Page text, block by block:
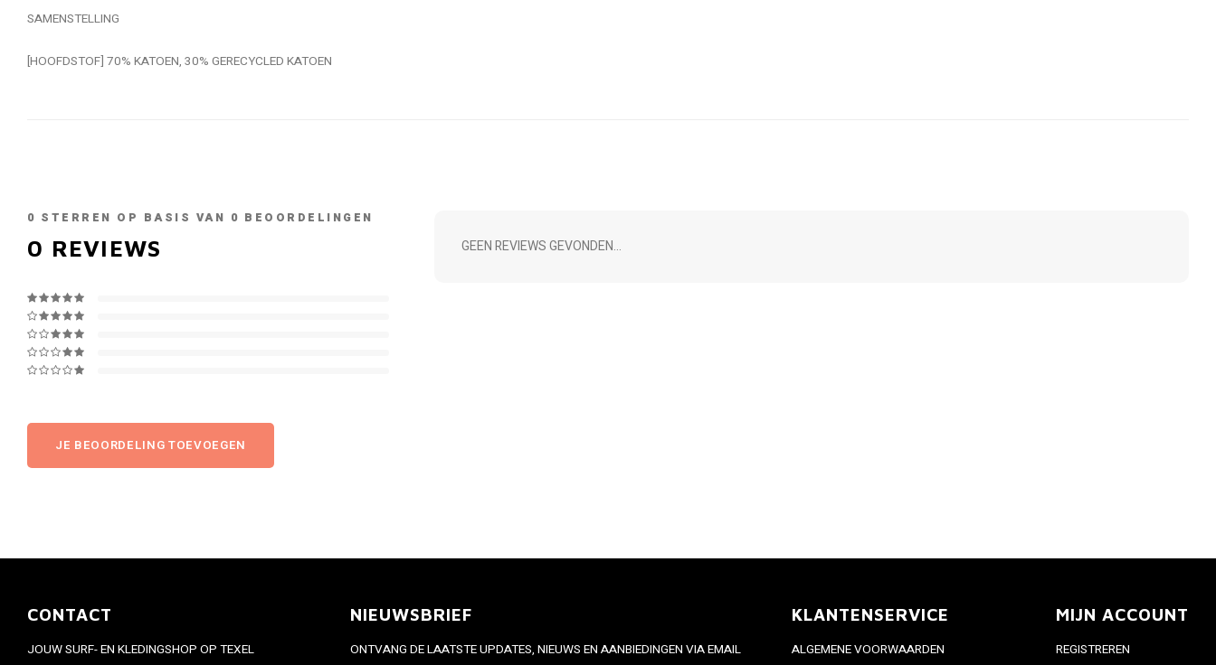
SAMENSTELLING
[HOOFDSTOF] 70% KATOEN, 30% GERECYCLED KATOEN
0 STERREN OP BASIS VAN 0 BEOORDELINGEN
0 REVIEWS
JE BEOORDELING TOEVOEGEN
GEEN REVIEWS GEVONDEN...
CONTACT
JOUW SURF- EN KLEDINGSHOP OP TEXEL
NIEUWSBRIEF
ONTVANG DE LAATSTE UPDATES, NIEUWS EN AANBIEDINGEN VIA EMAIL
KLANTENSERVICE
ALGEMENE VOORWAARDEN
MIJN ACCOUNT
REGISTREREN